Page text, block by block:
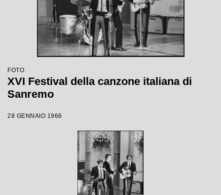
FOTO
XVI Festival della canzone italiana di
Sanremo
28 GENNAIO 1966